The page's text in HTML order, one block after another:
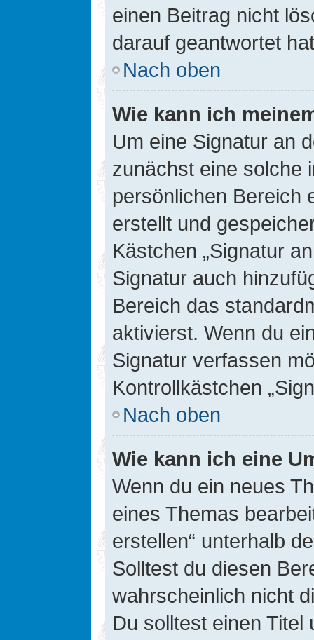
einen Beitrag nicht
darauf geantwortet
Nach oben
Wie kann ich
Um eine Signatur an
zunächst eine solche
persönlichen Bereich
erstellt und
Kästchen „Signatur
Signatur auch
Bereich das
aktivierst. Wenn du
Signatur verfassen
Kontrollkästchen
Nach oben
Wie kann ich eine
Wenn du ein neues
eines Themas
erstellen“ unterhalb
Solltest du diesen
wahrscheinlich nicht
Du solltest einen